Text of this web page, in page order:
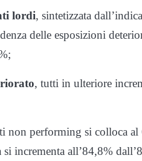
lordi, sintetizzata
delle esposizioni
, tutti in ulteriore
non performing si colloca
incrementa all’84,8%